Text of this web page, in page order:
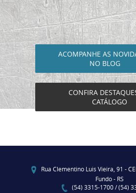
ACOMPANHE AS
NO BLOG
CONFIRA
CATÁLOGO
Rua Clementino Luis Vieira, 91 -
Fundo - RS
(54) 3315-1700 / (54)